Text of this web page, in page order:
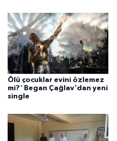
Ölü çocuklar evini özlemez
mi?' Began Çağlav'dan yeni
single